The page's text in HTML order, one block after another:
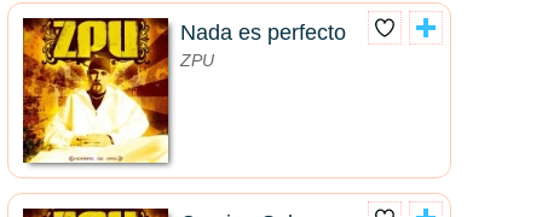
Nada es perfecto
ZPU